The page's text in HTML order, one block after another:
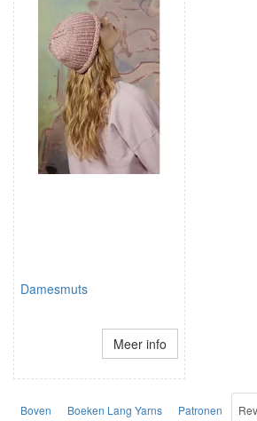
Damesmuts
Meer info
Boven Boeken Lang Yarns Patronen